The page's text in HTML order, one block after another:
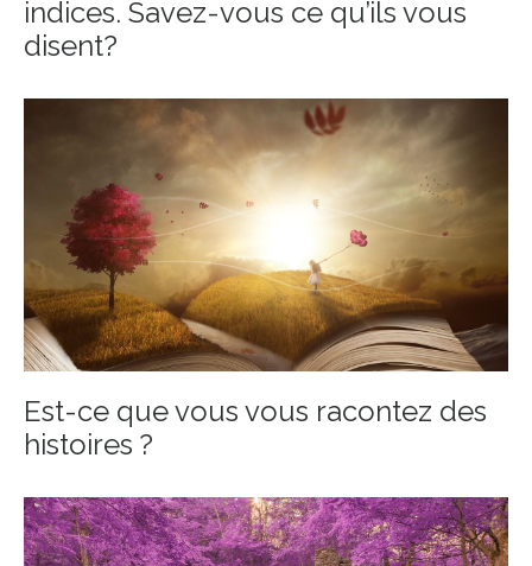
indices. Savez-vous ce qu’ils vous
disent?
Est-ce que vous vous racontez des
histoires ?